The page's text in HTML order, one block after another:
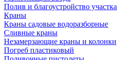
Полив и благоустройство участка
Краны
Краны садовые водоразборные
Сливные краны
Незамерзающие краны и колонки
Погреб пластиковый